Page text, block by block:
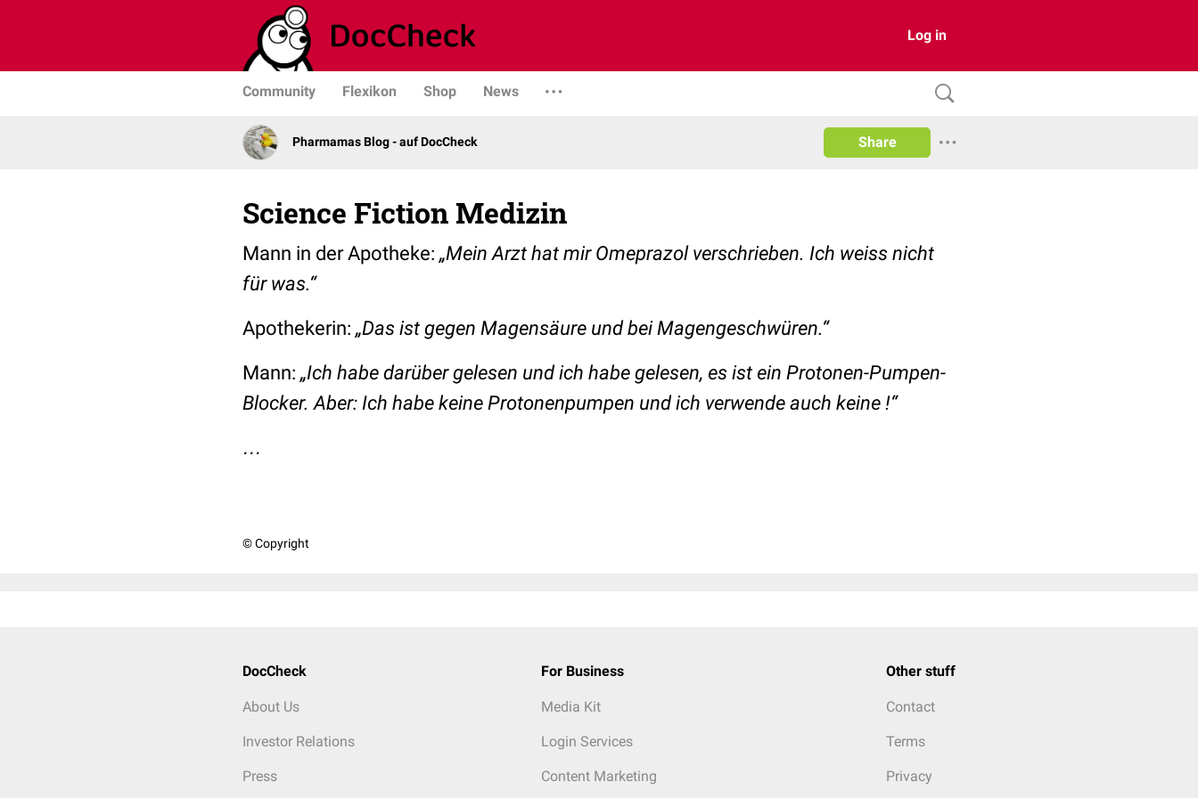
Log in
Community Flexikon Shop News
Pharmamas Blog - auf DocCheck Share
Science Fiction Medizin
Mann in der Apotheke: „Mein Arzt hat mir Omeprazol verschrieben. Ich weiss nicht
für was.“
Apothekerin: „Das ist gegen Magensäure und bei Magengeschwüren.“
Mann: „Ich habe darüber gelesen und ich habe gelesen, es ist ein Protonen-Pumpen-
Blocker. Aber: Ich habe keine Protonenpumpen und ich verwende auch keine !“
…
© Copyright
DocCheck
About Us
Investor Relations
Press
For Business
Media Kit
Login Services
Content Marketing
Other stuff
Contact
Terms
Privacy